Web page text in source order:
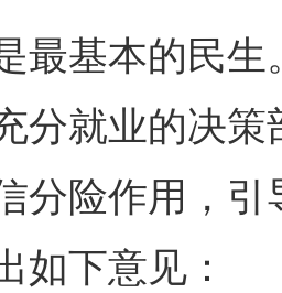
基本的民生
分就业的决
分险作用，
如下意见：